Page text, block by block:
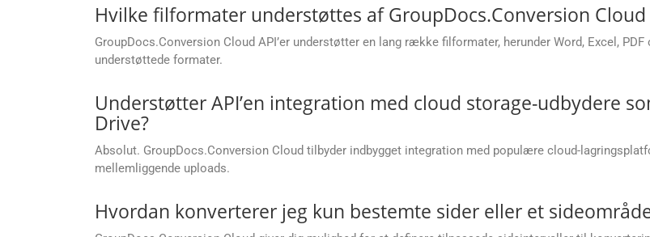
Hvilke filformater understøttes af GroupDocs.Conversion Cloud
GroupDocs.Conversion Cloud API’er understøtter en lang række filformater, herunder Word, Excel,
understøttede formater.
Understøtter API’en integration med cloud storage-udbydere
Drive?
Absolut. GroupDocs.Conversion Cloud tilbyder indbygget integration med populære cloud-
mellemliggende uploads.
Hvordan konverterer jeg kun bestemte sider eller et sideområde